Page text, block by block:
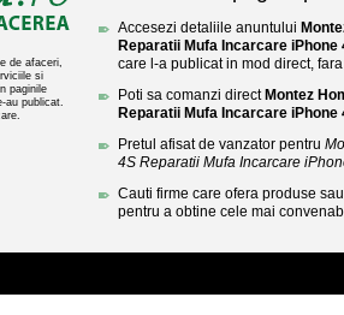
de afaceri,
si
paginile
au publicat.
Accesezi detaliile anuntului
Reparatii Mufa Incarcare iPhone
care l-a publicat in mod direct,
Poti sa comanzi direct Montez
Reparatii Mufa Incarcare iPhone
Pretul afisat de vanzator pentru
4S Reparatii Mufa Incarcare
Cauti firme care ofera produse
pentru a obtine cele mai